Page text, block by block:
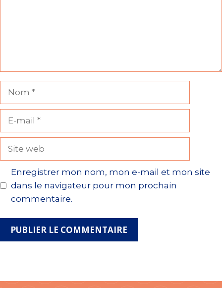
Site
Enregistrer mon nom, mon e-mail et mon site
dans le navigateur pour mon prochain
commentaire.